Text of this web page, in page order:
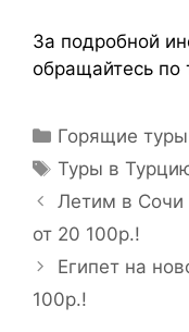
За подробной
обращайтесь
Горящие туры
Туры в
Летим в Сочи
от 20 100р.!
Египет на
100р.!